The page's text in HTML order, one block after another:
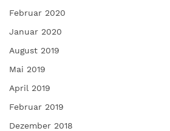
Februar 2020
Januar 2020
August 2019
Mai 2019
April 2019
Februar 2019
Dezember 2018